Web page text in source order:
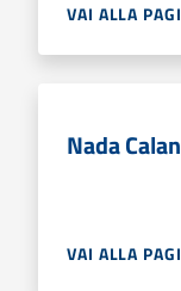
VAI ALLA
Nada
VAI ALLA